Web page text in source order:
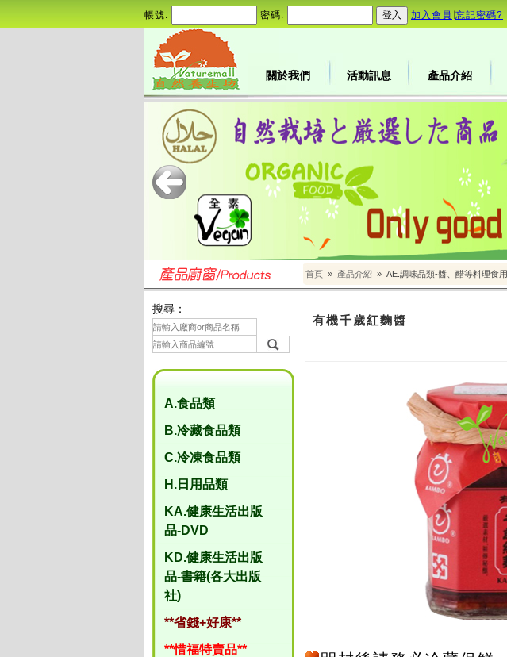
帳號: 密碼: 加入會員 忘記密碼?
關於我們 活動訊息 產品介紹
首頁 » 產品介紹 » AE.調味品類-醬、醋等料理食
搜尋：
A.食品類
B.冷藏食品類
C.冷凍食品類
H.日用品類
KA.健康生活出版
品-DVD
KD.健康生活出版
品-書籍(各大出版
社)
**省錢+好康**
**惜福特賣品**
有機千歲紅麴醬